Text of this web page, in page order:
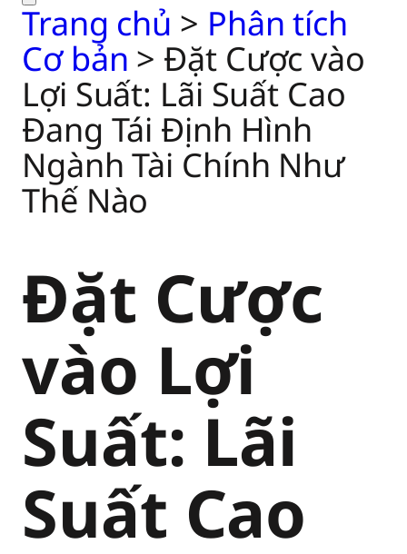
Trang chủ > Phân tích
Cơ bản > Đặt Cược vào
Lợi Suất: Lãi Suất Cao
Đang Tái Định Hình
Ngành Tài Chính Như
Thế Nào
Đặt Cược
vào Lợi
Suất: Lãi
Suất Cao